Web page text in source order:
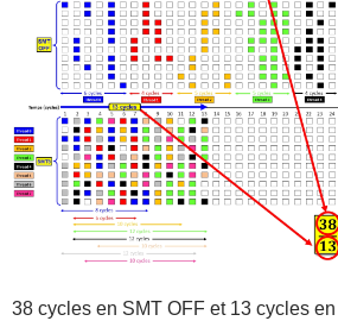
38 cycles en SMT OFF et 13 cycles